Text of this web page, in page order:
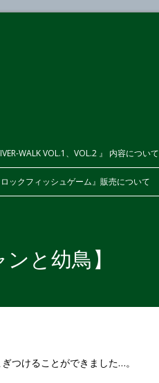
WALK VOL.1、VOL.2 』 内容について
ロックフィッシュゲーム』販売について
と幼鳥】
つけることができました…。